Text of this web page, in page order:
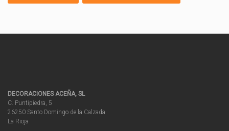
DECORACIONES ACEÑA, SL
C. Puntipiedra, 5
26250 Santo Domingo de la Calzada
La Rioja